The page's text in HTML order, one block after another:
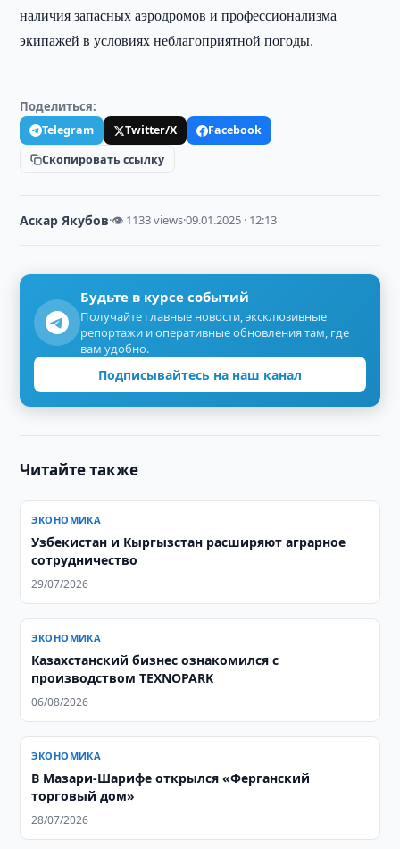
наличия запасных аэродромов и профессионализма
экипажей в условиях неблагоприятной погоды.
Поделиться:
Telegram Twitter/X
Facebook
Скопировать ссылку
Аскар Якубов·👁 1133 views·09.01.2025 · 12:13
Будьте в курсе событий
Получайте главные новости, эксклюзивные
репортажи и оперативные обновления там, где
вам удобно.
Подписывайтесь на наш канал
Читайте также
ЭКОНОМИКА
Узбекистан и Кыргызстан расширяют аграрное
сотрудничество
29/07/2026
ЭКОНОМИКА
Казахстанский бизнес ознакомился с
производством TEXNOPARK
06/08/2026
ЭКОНОМИКА
В Мазари-Шарифе открылся «Ферганский
торговый дом»
28/07/2026